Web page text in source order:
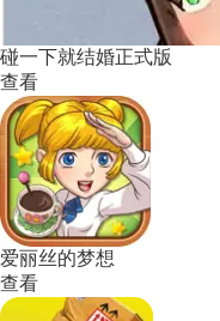
碰一下就结婚正式版
查看
爱丽丝的梦想
查看